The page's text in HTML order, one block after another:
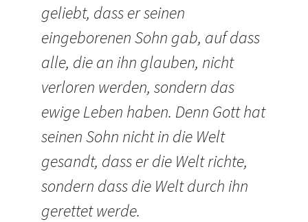
geliebt, dass er seinen
eingeborenen Sohn gab, auf dass
alle, die an ihn glauben, nicht
verloren werden, sondern das
ewige Leben haben. Denn Gott hat
seinen Sohn nicht in die Welt
gesandt, dass er die Welt richte,
sondern dass die Welt durch ihn
gerettet werde.